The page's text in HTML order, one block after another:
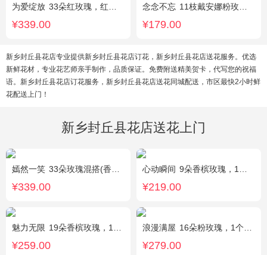
为爱绽放 33朵红玫瑰，红豆、尤加利绿叶搭配
¥339.00
念念不忘 11枝戴安娜粉玫瑰，1枝多头百合，满天星、栀子叶
¥179.00
新乡封丘县花店专业提供新乡封丘县花店订花，新乡封丘县花店送花服务。优选
新鲜花材，专业花艺师亲手制作，品质保证。免费附送精美贺卡，代写您的祝福
语。新乡封丘县花店订花服务，新乡封丘县花店送花同城配送，市区最快2小时鲜
花配送上门！
新乡封丘县花店送花上门
嫣然一笑 33朵玫瑰混搭(香槟玫瑰+红玫瑰)，桔梗、配花、绿叶
¥339.00
心动瞬间 9朵香槟玫瑰，1个蓝色绣球，1支多头白百合，桔梗、绿叶搭配
¥219.00
魅力无限 19朵香槟玫瑰，1枝多头白百合，桔梗、小花、绿叶搭配
¥259.00
浪漫满屋 16朵粉玫瑰，1个粉色绣球，3个乒乓菊，桔梗、绿叶搭配
¥279.00